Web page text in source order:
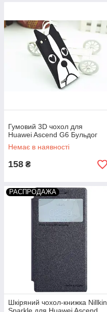
Гумовий 3D чохол для
Huawei Ascend G6 Бульдог
Немає в наявності
158 ₴
РАСПРОДАЖА
Шкіряний чохол-книжка Nillkin